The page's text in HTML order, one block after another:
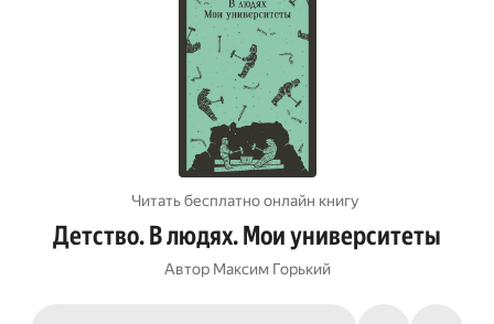
Читать бесплатно онлайн книгу
Детство. В людях. Мои университеты
Автор Максим Горький